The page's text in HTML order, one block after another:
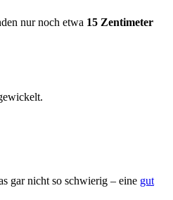
nur noch etwa 15 Zentimeter
gar nicht so schwierig – eine gut